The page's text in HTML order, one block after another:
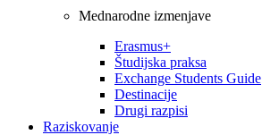
Mednarodne izmenjave
Erasmus+
Študijska praksa
Exchange Students Guide
Destinacije
Drugi razpisi
Raziskovanje